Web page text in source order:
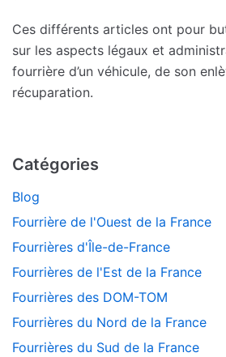
Ces différents articles ont pour
sur les aspects légaux et
fourrière d’un véhicule, de son
récuparation.
Catégories
Blog
Fourrière de l'Ouest de la France
Fourrières d'Île-de-France
Fourrières de l'Est de la France
Fourrières des DOM-TOM
Fourrières du Nord de la France
Fourrières du Sud de la France